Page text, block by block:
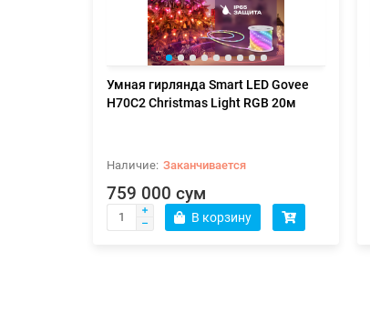
Умная гирлянда Smart LED Govee
H70C2 Christmas Light RGB 20м
Заканчивается
759 000 сум
В корзину